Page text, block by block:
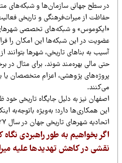
سطح جهانی سازمان‌ها و شبکه‌های متعددی
از میراث‌فرهنگی و تاریخی فعالیت
و شبکه‌های تخصصی شهرهای
در این شبکه‌ها این امکان را فراهم
به بناهای تاریخی، شهرها بتوانند از
مالی بهره‌مند شوند. برای مثال در برخی
پژوهشی، اعزام متخصصان یا
نیز به دلیل جایگاه تاریخی خود ظرفیت
همکاری‌ها دارد؛ به‌ویژه باتوجه‌به اینکه
شهرهای تاریخی جهان در سال ۲۰۲۷ باشد.
بخواهیم به طور راهبردی نگاه
در کاهش تهدیدها علیه میراث